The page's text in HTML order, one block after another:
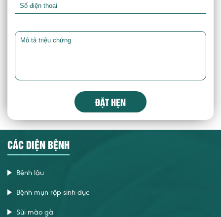
ĐẶT HẸN
CÁC DIỆN BỆNH
Bệnh lậu
Bệnh mụn rộp sinh dục
Sùi mào gà